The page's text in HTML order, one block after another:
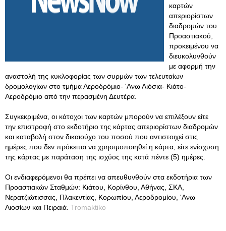
καρτών
απεριορίστων
διαδρομών του
Προαστιακού,
προκειμένου να
διευκολυνθούν
με αφορμή την
αναστολή της κυκλοφορίας των συρμών των τελευταίων
δρομολογίων στο τμήμα Αεροδρόμιο- 'Ανω Λιόσια- Κιάτο-
Αεροδρόμιο από την περασμένη Δευτέρα.
Συγκεκριμένα, οι κάτοχοι των καρτών μπορούν να επιλέξουν είτε
την επιστροφή στο εκδοτήριο της κάρτας απεριορίστων διαδρομών
και καταβολή στον δικαιούχο του ποσού που αντιστοιχεί στις
ημέρες που δεν πρόκειται να χρησιμοποιηθεί η κάρτα, είτε ενίσχυση
της κάρτας με παράταση της ισχύος της κατά πέντε (5) ημέρες.
Οι ενδιαφερόμενοι θα πρέπει να απευθυνθούν στα εκδοτήρια των
Προαστιακών Σταθμών: Κιάτου, Κορίνθου, Αθήνας, ΣΚΑ,
Νερατζιώτισσας, Πλακεντίας, Κορωπίου, Αεροδρομίου, 'Ανω
Λιοσίων και Πειραιά. Tromaktiko